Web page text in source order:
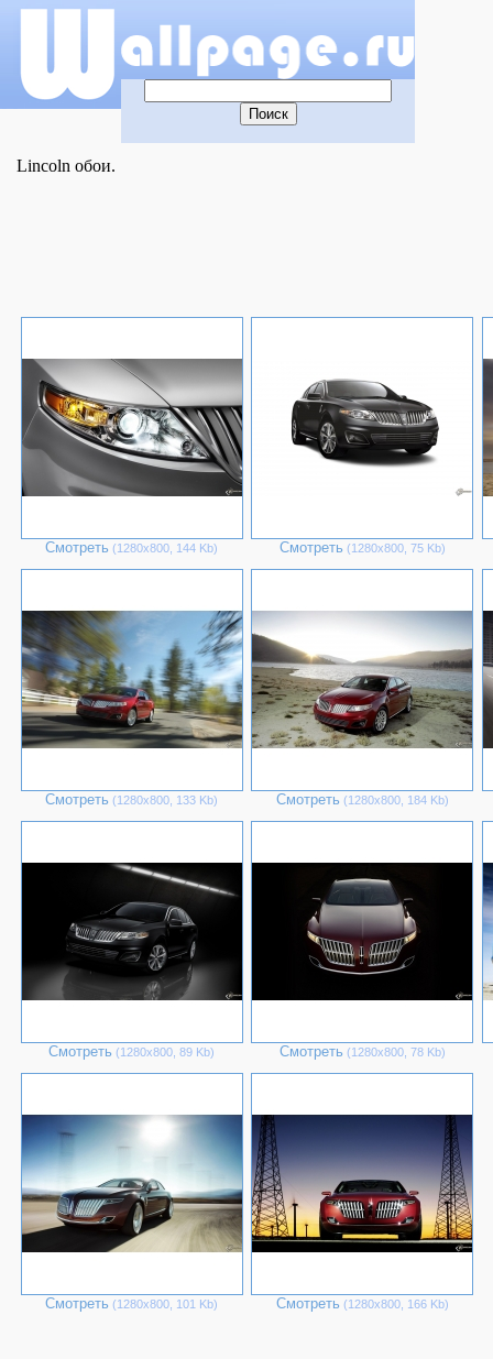
Lincoln обои.
Смотреть (1280х800, 144 Kb) Смотреть (1280х800, 75 Kb)
Смотреть (1280х800, 133 Kb) Смотреть (1280х800, 184 Kb)
Смотреть (1280х800, 89 Kb) Смотреть (1280х800, 78 Kb)
Смотреть (1280х800, 101 Kb) Смотреть (1280х800, 166 Kb)